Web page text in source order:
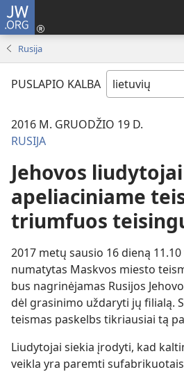
JW.ORG
Rusija
PUSLAPIO KALBA
2016 M. GRUODŽIO 19 D.
RUSIJA
Jehovos
apeliaciniame
triumfuos
2017 metų sausio 16 dieną
numatytas Maskvos miesto
bus nagrinėjamas Rusijos
dėl grasinimo uždaryti jų filialą.
teismas paskelbs tikriausiai tą
Liudytojai siekia įrodyti, kad
veikla yra paremti